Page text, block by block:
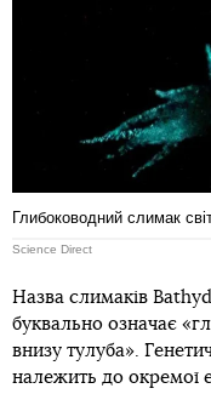
Глибоководний слимак
Science Direct
Назва слимаків
буквально означає
внизу тулуба».
належить до окремої